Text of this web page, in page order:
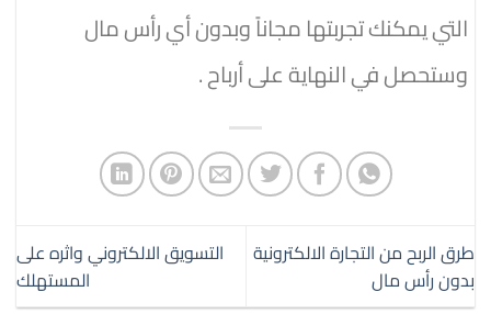
التي يمكنك تجربتها مجاناً وبدون أي رأس مال
وستحصل في النهاية على أرباح .
طرق الربح من التجارة الالكترونية
بدون رأس مال
التسويق الالكتروني واثره على
المستهلك